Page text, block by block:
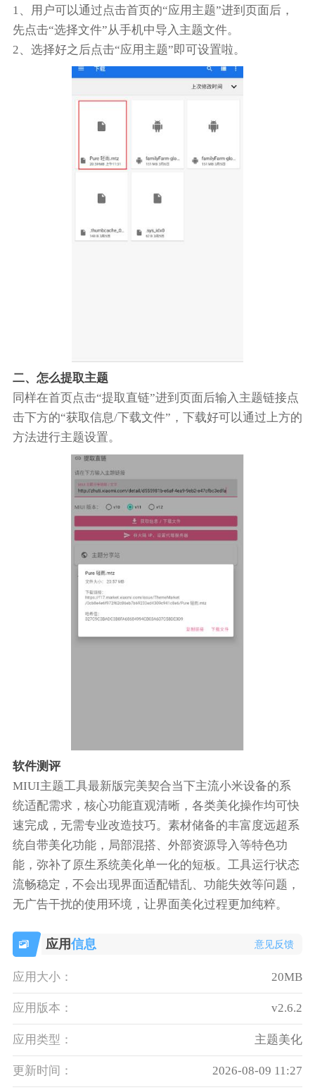
1、用户可以通过点击首页的“应用主题”进到页面后，
先点击“选择文件”从手机中导入主题文件。
2、选择好之后点击“应用主题”即可设置啦。
二、怎么提取主题
同样在首页点击“提取直链”进到页面后输入主题链接点
击下方的“获取信息/下载文件”，下载好可以通过上方的
方法进行主题设置。
软件测评
MIUI主题工具最新版完美契合当下主流小米设备的系
统适配需求，核心功能直观清晰，各类美化操作均可快
速完成，无需专业改造技巧。素材储备的丰富度远超系
统自带美化功能，局部混搭、外部资源导入等特色功
能，弥补了原生系统美化单一化的短板。工具运行状态
流畅稳定，不会出现界面适配错乱、功能失效等问题，
无广告干扰的使用环境，让界面美化过程更加纯粹。
应用信息 意见反馈
应用大小： 20MB
应用版本： v2.6.2
应用类型： 主题美化
更新时间： 2026-08-09 11:27